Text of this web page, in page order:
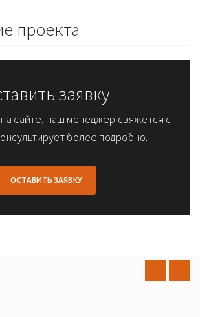
проекта
заявку
на сайте, наш менеджер свяжется с
более подробно.
ОСТАВИТЬ ЗАЯВКУ